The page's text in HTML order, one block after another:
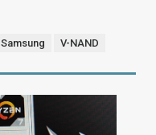
Samsung V-NAND